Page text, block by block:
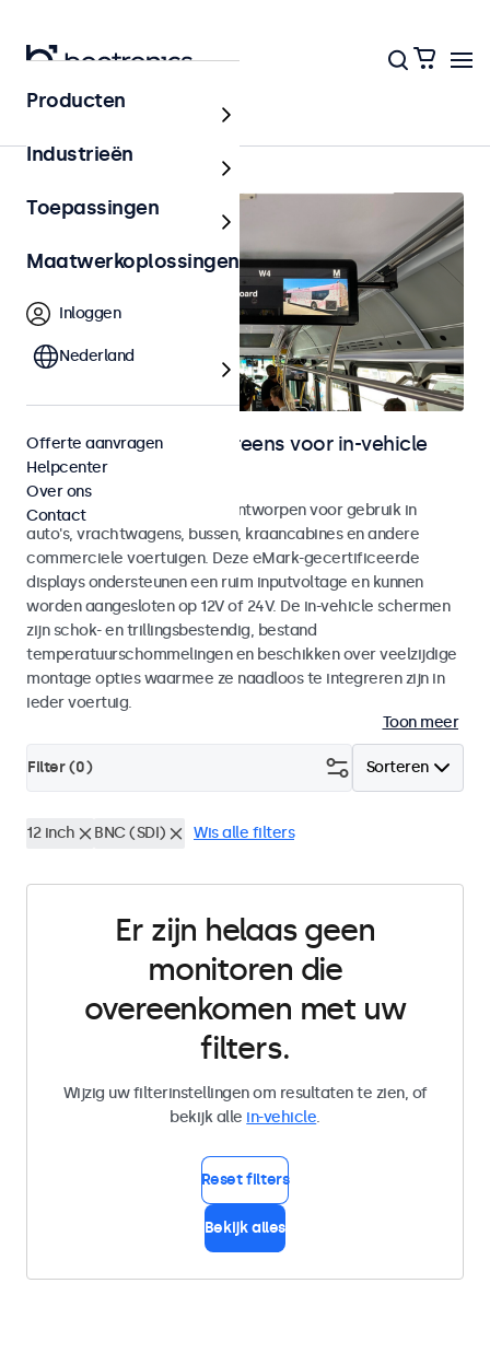
In-vehicle
Monitoren en touchscreens voor in-vehicle
gebruik
Monitoren en touchscreens ontworpen voor gebruik in
auto's, vrachtwagens, bussen, kraancabines en andere
commerciele voertuigen. Deze eMark-gecertificeerde
displays ondersteunen een ruim inputvoltage en kunnen
worden aangesloten op 12V of 24V. De in-vehicle schermen
zijn schok- en trillingsbestendig, bestand
temperatuurschommelingen en beschikken over veelzijdige
montage opties waarmee ze naadloos te integreren zijn in
ieder voertuig.
Toon meer
Sorteren
Filter (0)
12 inch BNC (SDI) Wis alle filters
Er zijn helaas geen
monitoren die
overeenkomen met uw
filters.
Wijzig uw filterinstellingen om resultaten te zien, of
bekijk alle in-vehicle.
Reset filters
Bekijk alles
Producten
Industrieën
Toepassingen
Maatwerkoplossingen
Inloggen
Nederland
Offerte aanvragen
Helpcenter
Over ons
Contact